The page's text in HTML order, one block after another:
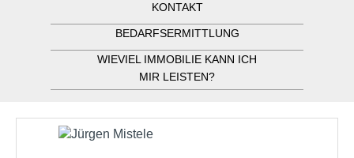
KONTAKT
BEDARFSERMITTLUNG
WIEVIEL IMMOBILIE KANN ICH
MIR LEISTEN?